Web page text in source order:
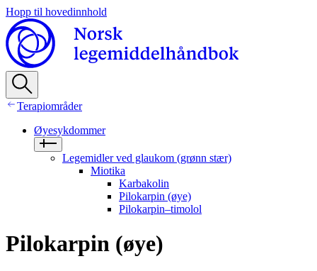
Hopp til hovedinnhold
Terapiområder
Øyesykdommer
Legemidler ved glaukom (grønn stær)
Miotika
Karbakolin
Pilokarpin (øye)
Pilokarpin–timolol
Pilokarpin (øye)